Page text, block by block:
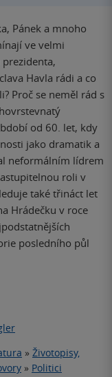
Pánek a mnoho
ve velmi
Havla rádi a co
Proč se neměl rád s
od 60. let, kdy
jako dramatik a
neformálním lídrem
roli v
také třináct let
Hrádečku v roce
posledního půl
» Životopisy,
» Politici